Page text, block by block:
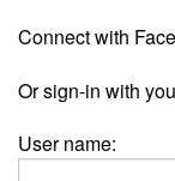
Connect with
Or sign-in with
User name: